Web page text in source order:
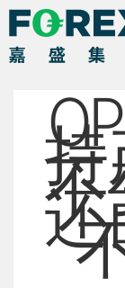
持
不
还